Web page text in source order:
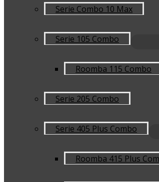
Serie Combo 10 Max
Serie 105 Combo
Roomba 115 Combo
Serie 205 Combo
Serie 405 Plus Combo
Roomba 415 Plus